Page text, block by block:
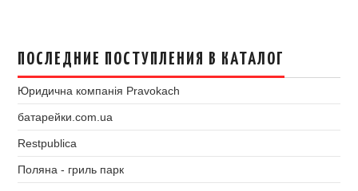
ПОСЛЕДНИЕ ПОСТУПЛЕНИЯ В КАТАЛОГ
Юридична компанія Pravokach
батарейки.com.ua
Restpublica
Поляна - гриль парк